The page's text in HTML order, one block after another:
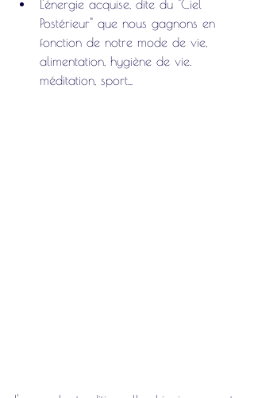
L'énergie acquise, dite du "Ciel
Postérieur" que nous gagnons en
fonction de notre mode de vie,
alimentation, hygiène de vie.
méditation, sport...